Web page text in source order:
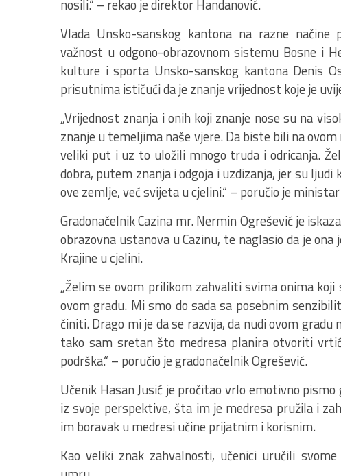
nosili.“ – rekao je direktor Handanović.
Vlada Unsko-sanskog kantona na razne
važnost u odgono-obrazovnom sistemu Bosne i
kulture i sporta Unsko-sanskog kantona Denis
prisutnima ističući da je znanje vrijednost koje je
„Vrijednost znanja i onih koji znanje nose su na
znanje u temeljima naše vjere. Da biste bili na
veliki put i uz to uložili mnogo truda i odricanja.
dobra, putem znanja i odgoja i uzdizanja, jer su
ove zemlje, već svijeta u cjelini.“ – poručio je
Gradonačelnik Cazina mr. Nermin Ogrešević je
obrazovna ustanova u Cazinu, te naglasio da je ona
Krajine u cjelini.
„Želim se ovom prilikom zahvaliti svima onima koji
ovom gradu. Mi smo do sada sa posebnim
činiti. Drago mi je da se razvija, da nudi ovom
tako sam sretan što medresa planira otvoriti
podrška.“ – poručio je gradonačelnik Ogrešević.
Učenik Hasan Jusić je pročitao vrlo emotivno
iz svoje perspektive, šta im je medresa pružila i
im boravak u medresi učine prijatnim i korisnim.
Kao veliki znak zahvalnosti, učenici uručili